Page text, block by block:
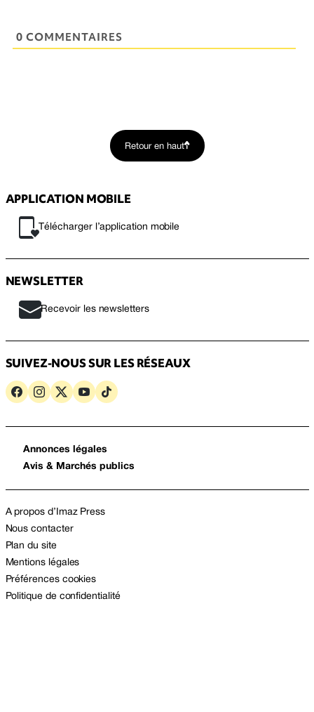
0 COMMENTAIRES
Retour en haut
APPLICATION MOBILE
Télécharger l’application mobile
NEWSLETTER
Recevoir les newsletters
SUIVEZ-NOUS SUR LES RÉSEAUX
Annonces légales
Avis & Marchés publics
A propos d’Imaz Press
Nous contacter
Plan du site
Mentions légales
Préférences cookies
Politique de confidentialité